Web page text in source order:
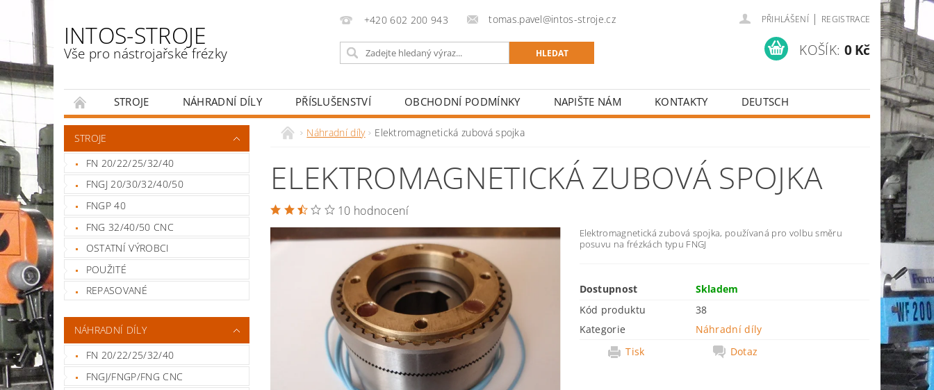
INTOS-STROJE
Vše pro nástrojařské frézky
+420 602 200 943 tomas.pavel@intos-stroje.cz PŘIHLÁŠENÍ | REGISTRACE
KOŠÍK: 0 Kč
STROJE NÁHRADNÍ DÍLY PŘÍSLUŠENSTVÍ OBCHODNÍ PODMÍNKY NAPIŠTE NÁM KONTAKTY
DEUTSCH
ENGLISH
STROJE
FN 20/22/25/32/40
FNGJ 20/30/32/40/50
FNGP 40
FNG 32/40/50 CNC
OSTATNÍ VÝROBCI
POUŽITÉ
REPASOVANÉ
NÁHRADNÍ DÍLY
FN 20/22/25/32/40
FNGJ/FNGP/FNG CNC
Náhradní díly Elektromagnetická zubová spojka
ELEKTROMAGNETICKÁ ZUBOVÁ SPOJKA
10 hodnocení
Elektromagnetická zubová spojka, používaná pro volbu směru
posuvu na frézkách typu FNGJ
Dostupnost
Skladem
Kód produktu
38
Kategorie
Náhradní díly
Tisk
Dotaz